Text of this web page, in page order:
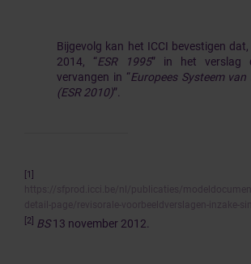
Bijgevolg kan het ICCI bevestigen
2014, “ESR 1995” in het verslag
vervangen in “Europees Systeem van
(ESR 2010)”.
[1]
https://sfprod.icci.be/nl/publicaties/
detail-page/revisorale-voorbeeldverslagen-inzake-
[2] BS13 november 2012.